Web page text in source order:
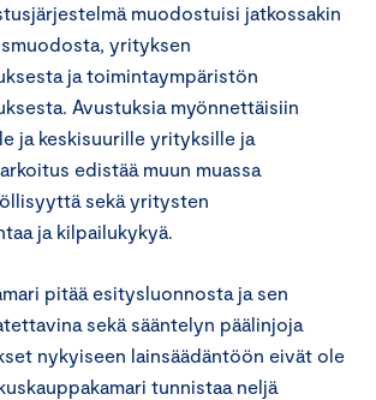
muodostuisi jatkossakin
yrityksen
ja toimintaympäristön
Avustuksia myönnettäisiin
ja keskisuurille yrityksille ja
edistää muun muassa
sekä yritysten
ja kilpailukykyä.
pitää esitysluonnosta ja sen
sekä sääntelyn päälinjoja
nykyiseen lainsäädäntöön eivät ole
tunnistaa neljä